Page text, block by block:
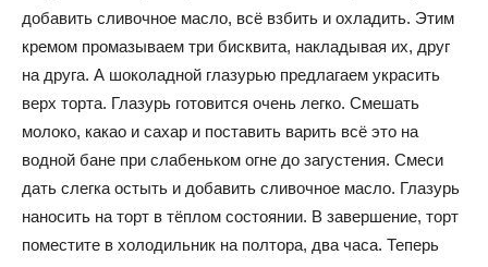
добавить сливочное масло, всё взбить и охладить. Этим
кремом промазываем три бисквита, накладывая их, друг
на друга. А шоколадной глазурью предлагаем украсить
верх торта. Глазурь готовится очень легко. Смешать
молоко, какао и сахар и поставить варить всё это на
водной бане при слабеньком огне до загустения. Смеси
дать слегка остыть и добавить сливочное масло. Глазурь
наносить на торт в тёплом состоянии. В завершение, торт
поместите в холодильник на полтора, два часа. Теперь